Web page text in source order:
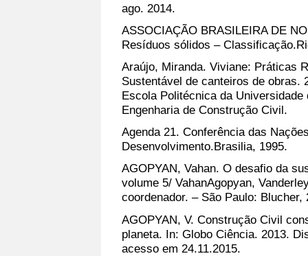
ago. 2014.
ASSOCIAÇÃO BRASILEIRA DE
Resíduos sólidos –
Araújo, Miranda. Viviane: Práticas
Sustentável de canteiros de obras.
Escola Politécnica da
Engenharia de Construção Civil.
Agenda 21. Conferência das
Desenvolvimento.Brasilia, 1995.
AGOPYAN, Vahan. O desafio da
volume 5/ VahanAgopyan,
coordenador. – São Paulo: Blucher,
AGOPYAN, V. Construção Civil
planeta. In: Globo Ciência. 2013.
acesso em 24.11.2015.